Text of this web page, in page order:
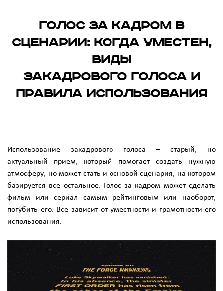
Голос за кадром в
сценарии: когда уместен,
виды
закадрового голоса и
правила использования
Использование закадрового голоса – старый, но
актуальный прием, который помогает создать нужную
атмосферу, но может стать и основой сценария, на котором
базируется все остальное. Голос за кадром может сделать
фильм или сериал самым рейтинговым или наоборот,
погубить его. Все зависит от уместности и грамотности его
использования.